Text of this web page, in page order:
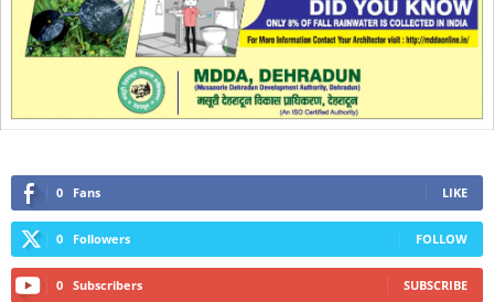
0 Fans LIKE
0 Followers FOLLOW
0 Subscribers SUBSCRIBE